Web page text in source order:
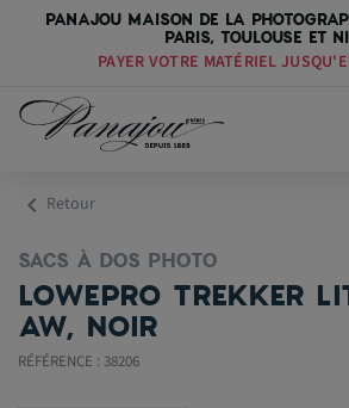
PANAJOU MAISON DE LA
PARIS, TOULOUSE ET
PAYER VOTRE MATÉRIEL
chevron_left Retour
SACS À DOS PHOTO
LOWEPRO TREKKER
AW, NOIR
RÉFÉRENCE : 38206